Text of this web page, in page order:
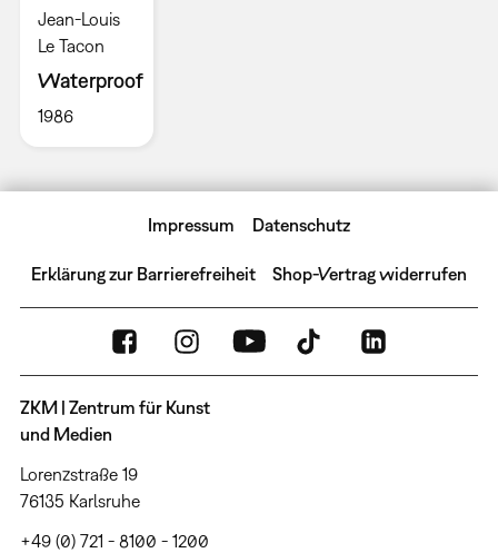
Jean-Louis
Le Tacon
Waterproof
1986
Impressum Datenschutz
Erklärung zur Barrierefreiheit Shop-Vertrag widerrufen
ZKM | Zentrum für Kunst
und Medien
Lorenzstraße 19
76135 Karlsruhe
+49 (0) 721 - 8100 - 1200